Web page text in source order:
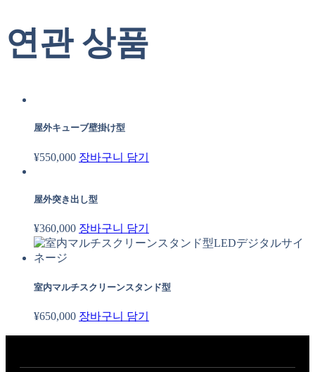
연관 상품
屋外キューブ壁掛け型
¥550,000 장바구니 담기
屋外突き出し型
¥360,000 장바구니 담기
室内マルチスクリーンスタンド型
¥650,000 장바구니 담기